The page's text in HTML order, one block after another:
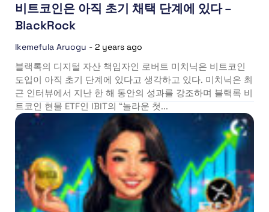
비트코인은 아직 초기 채택 단계에 있다 –
BlackRock
Ikemefula Aruogu - 2 years ago
블랙록의 디지털 자산 책임자인 로버트 미치닉은 비트코인
도입이 아직 초기 단계에 있다고 생각하고 있다. 미치닉은 최
근 인터뷰에서 지난 한 해 동안의 성과를 강조하며 블랙록 비
트코인 현물 ETF인 IBIT의 “놀라운 첫...